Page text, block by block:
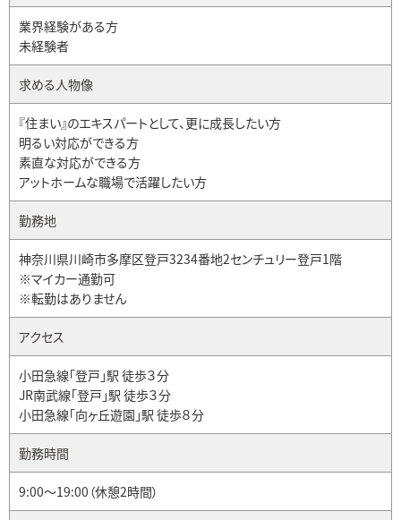
業界経験がある方
未経験者
求める人物像
『住まい』のエキスパートとして、更に成長したい方
明るい対応ができる方
素直な対応ができる方
アットホームな職場で活躍したい方
勤務地
神奈川県川崎市多摩区登戸3234番地2センチュリー登戸1階
※マイカー通勤可
※転勤はありません
アクセス
小田急線「登戸」駅 徒歩３分
JR南武線「登戸」駅 徒歩３分
小田急線「向ヶ丘遊園」駅 徒歩８分
勤務時間
9:00～19:00（休憩2時間）